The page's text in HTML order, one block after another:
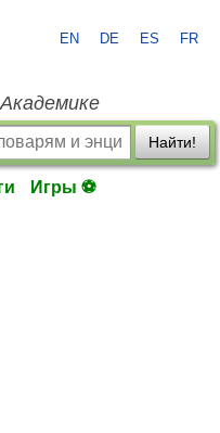
EN DE ES FR
Найти!
Игры ⚽